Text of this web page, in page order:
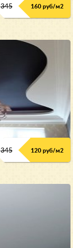
345 160 руб/м2
345 120 руб/м2